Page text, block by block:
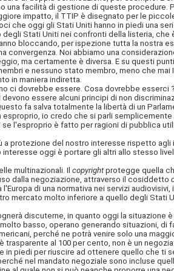
una facilità di gestione di queste
impatto, il TTIP è disegnato per le
che oggi gli Stati Uniti hanno in piedi una
Stati Uniti nei confronti della listeria,
bloccando, per ispezione tutta la nostra
Noi abbiamo una
ma certamente è diversa. E su questi
e nessuno stato membro, meno che
in maniera indiretta.
essere. Cosa dovrebbe esserci
essere alcuni principi di non
fa salva totalmente la libertà di un
io credo che si parli
l'esproprio è fatto per ragioni di pubblica
protezione del nostro interesse rispetto
oggi è portare gli altri allo stesso
multinazionali. Il copyrightprotegge quella
dalla negoziazione, attraverso il cosiddetto
di una normativa nei servizi
mercato molto inferiore a quello degli
discuterne, in quanto oggi la situazione
basso, operano generando situazioni, di
perché ne potrà venire solo una
al 100 per cento, non è un
piedi per riuscire ad ottenere quello che ti
nel mandato negoziale sono incluse